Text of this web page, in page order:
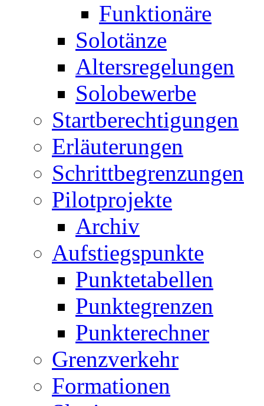
Funktionäre
Solotänze
Altersregelungen
Solobewerbe
Startberechtigungen
Erläuterungen
Schrittbegrenzungen
Pilotprojekte
Archiv
Aufstiegspunkte
Punktetabellen
Punktegrenzen
Punkterechner
Grenzverkehr
Formationen